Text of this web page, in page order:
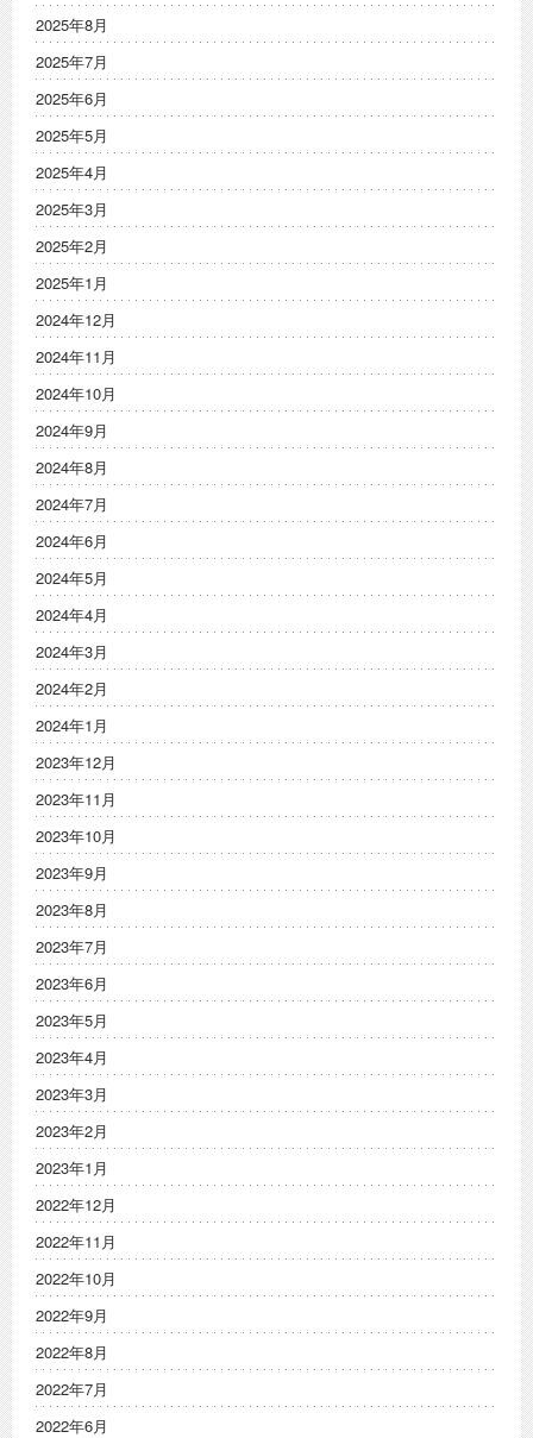
2025年8月
2025年7月
2025年6月
2025年5月
2025年4月
2025年3月
2025年2月
2025年1月
2024年12月
2024年11月
2024年10月
2024年9月
2024年8月
2024年7月
2024年6月
2024年5月
2024年4月
2024年3月
2024年2月
2024年1月
2023年12月
2023年11月
2023年10月
2023年9月
2023年8月
2023年7月
2023年6月
2023年5月
2023年4月
2023年3月
2023年2月
2023年1月
2022年12月
2022年11月
2022年10月
2022年9月
2022年8月
2022年7月
2022年6月